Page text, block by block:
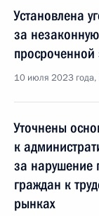
Установлена
за
10 июля 2023
Уточнены
к
за нарушение
граждан к
рынках